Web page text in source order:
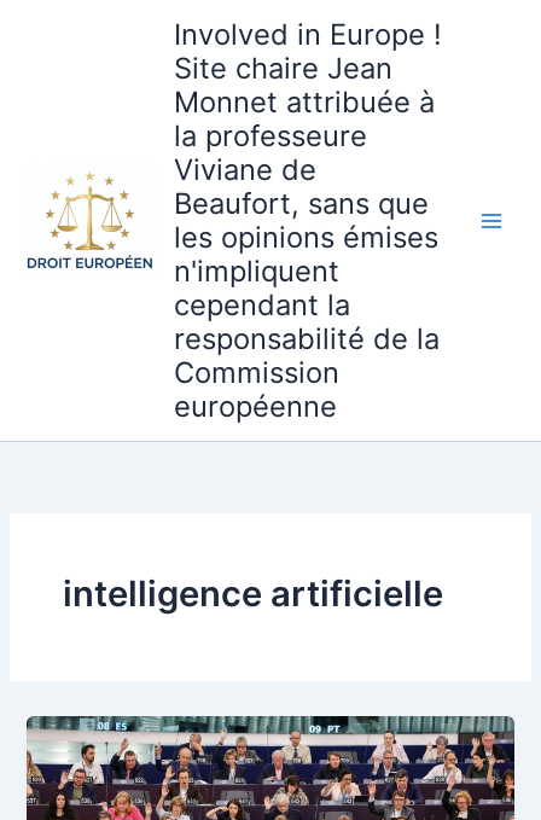
Involved in Europe !
Site chaire Jean
Monnet attribuée à
la professeure
Viviane de
Beaufort, sans que
les opinions émises
n'impliquent
cependant la
responsabilité de la
Commission
européenne
intelligence artificielle